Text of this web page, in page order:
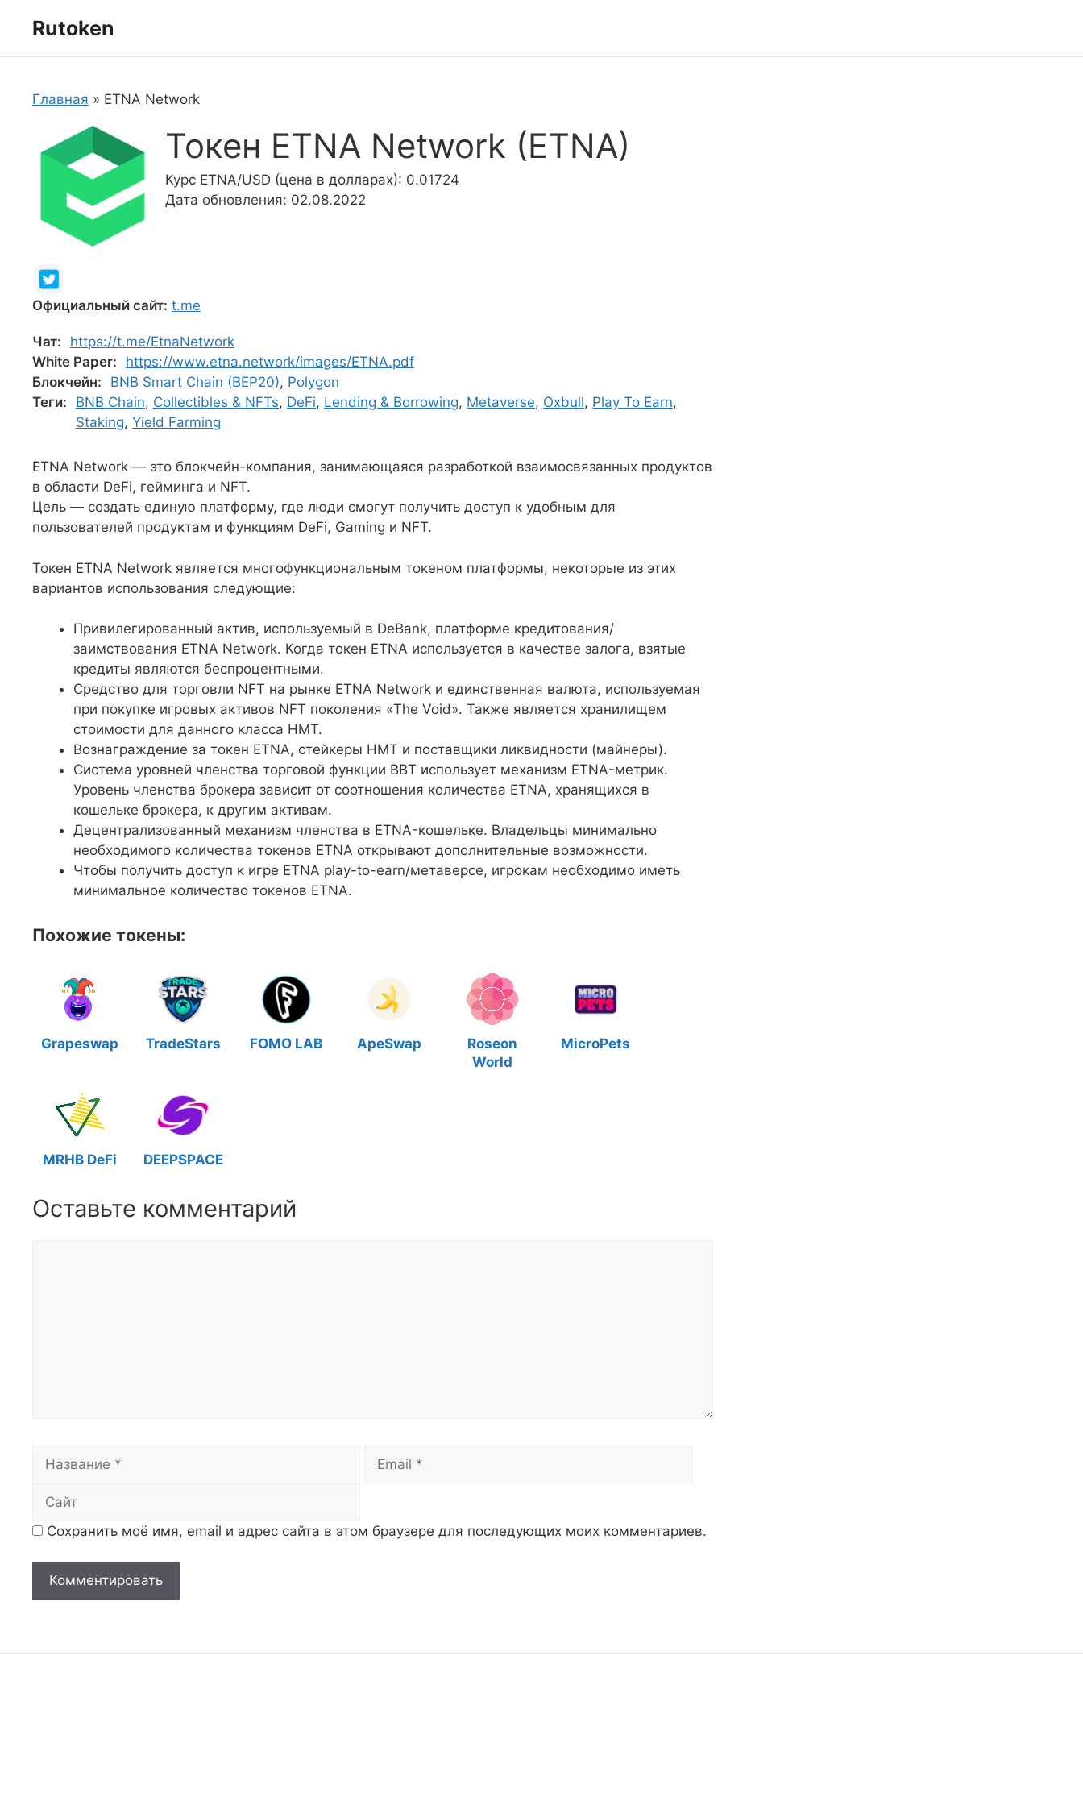
Rutoken
Главная » ETNA Network
Токен ETNA Network (ETNA)
Курс ETNA/USD (цена в долларах): 0.01724
Дата обновления: 02.08.2022
Официальный сайт: t.me
Чат:
https://t.me/EtnaNetwork
White Paper:
https://www.etna.network/images/ETNA.pdf
Блокчейн:
BNB Smart Chain (BEP20), Polygon
Теги:
BNB Chain, Collectibles & NFTs, DeFi, Lending & Borrowing, Metaverse, Oxbull, Play To Earn,
Staking, Yield Farming
ETNA Network — это блокчейн-компания, занимающаяся разработкой взаимосвязанных продуктов
в области DeFi, гейминга и NFT.
Цель — создать единую платформу, где люди смогут получить доступ к удобным для
пользователей продуктам и функциям DeFi, Gaming и NFT.
Токен ETNA Network является многофункциональным токеном платформы, некоторые из этих
вариантов использования следующие:
Привилегированный актив, используемый в DeBank, платформе кредитования/
заимствования ETNA Network. Когда токен ETNA используется в качестве залога, взятые
кредиты являются беспроцентными.
Средство для торговли NFT на рынке ETNA Network и единственная валюта, используемая
при покупке игровых активов NFT поколения «The Void». Также является хранилищем
стоимости для данного класса НМТ.
Вознаграждение за токен ETNA, стейкеры НМТ и поставщики ликвидности (майнеры).
Система уровней членства торговой функции BBT использует механизм ETNA-метрик.
Уровень членства брокера зависит от соотношения количества ETNA, хранящихся в
кошельке брокера, к другим активам.
Децентрализованный механизм членства в ETNA-кошельке. Владельцы минимально
необходимого количества токенов ETNA открывают дополнительные возможности.
Чтобы получить доступ к игре ETNA play-to-earn/метаверсе, игрокам необходимо иметь
минимальное количество токенов ETNA.
Похожие токены:
Grapeswap TradeStars FOMO LAB ApeSwap
Roseon
World
MicroPets
MRHB DeFi DEEPSPACE
Оставьте комментарий
Сохранить моё имя, email и адрес сайта в этом браузере для последующих моих комментариев.